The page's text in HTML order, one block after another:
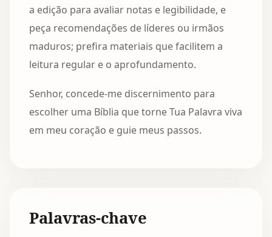
a edição para avaliar notas e legibilidade, e
peça recomendações de líderes ou irmãos
maduros; prefira materiais que facilitem a
leitura regular e o aprofundamento.
Senhor, concede-me discernimento para
escolher uma Bíblia que torne Tua Palavra viva
em meu coração e guie meus passos.
Palavras-chave